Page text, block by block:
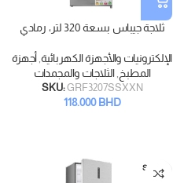
ثلاجة جيباس بسعة 320 لتر، رمادي
الإلكترونيات والأجهزة الكهربائية,أجهزة
المطبخ,الثلاجات والمجمدات
SKU:GRF3207SSXXN
118.000BHD
SOLD
OUT